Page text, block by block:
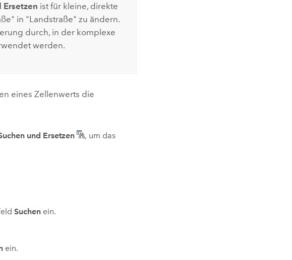
Ersetzen ist für kleine, direkte
in "Landstraße" zu ändern.
durch, in der komplexe
werden.
eines Zellenwerts die
und Ersetzen
, um das
Suchen ein.
ein.